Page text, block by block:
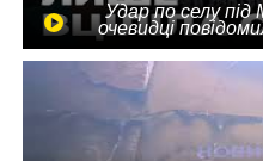
Удар по селу під
очевидці